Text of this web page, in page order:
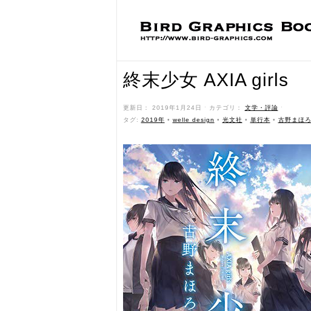
終末少女 AXIA girls
更新日： 2019年1月24日 ˑ カテゴリ： 文学・評論 ˑ
タグ: 2019年 • welle design • 光文社 • 単行本 • 古野まほろ